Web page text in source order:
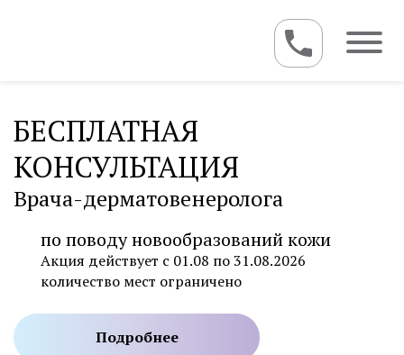
БЕСПЛАТНАЯ
КОНСУЛЬТАЦИЯ
Врача-дерматовенеролога
по поводу новообразований кожи
Акция действует с 01.08 по 31.08.2026
количество мест ограничено
Подробнее